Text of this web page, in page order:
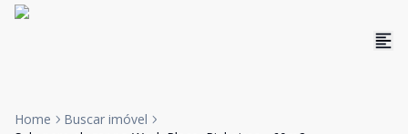
Home
Buscar imóvel